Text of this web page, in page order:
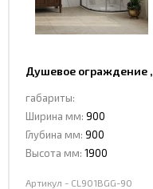
Душевое ограждение ,
90 DARK GREY
габариты:
Ширина мм: 900
Глубина мм: 900
Высота мм: 1900
Артикул - CL901BGG-90